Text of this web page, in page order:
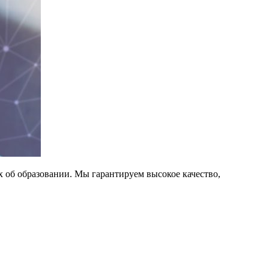
образовании. Мы гарантируем высокое качество,